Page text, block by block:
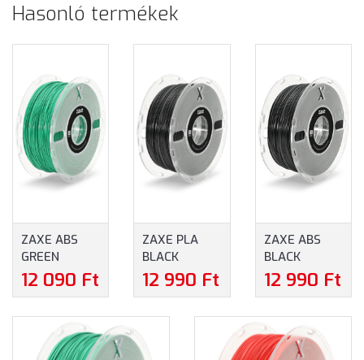
Hasonló termékek
ZAXE ABS
GREEN
FILAMENT
1,75 MM 800
12 090 Ft
ZAXE PLA
BLACK
FILAMENT
1,75 MM 800
12 990 Ft
ZAXE ABS
BLACK
FILAMENT
1,75 MM 800
12 990 Ft